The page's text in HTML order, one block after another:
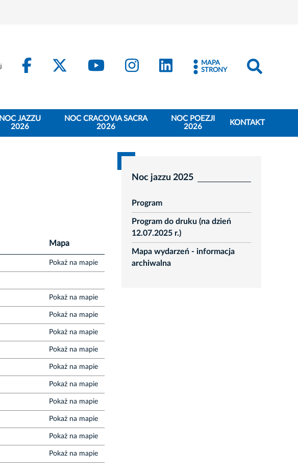
FacebookKraków - X
Kraków - YouTube
Kraków - Instagram
Kraków - LinkedIn
MAPA
STRONY
NOC JAZZU
2026
NOC CRACOVIA SACRA
2026
NOC POEZJI
2026
KONTAKT
Mapa
Pokaż na mapie
Pokaż na mapie
Pokaż na mapie
Pokaż na mapie
Pokaż na mapie
Pokaż na mapie
Pokaż na mapie
Pokaż na mapie
Pokaż na mapie
Pokaż na mapie
Pokaż na mapie
Noc jazzu 2025
Program
Program do druku (na dzień
12.07.2025 r.)
Mapa wydarzeń - informacja
archiwalna